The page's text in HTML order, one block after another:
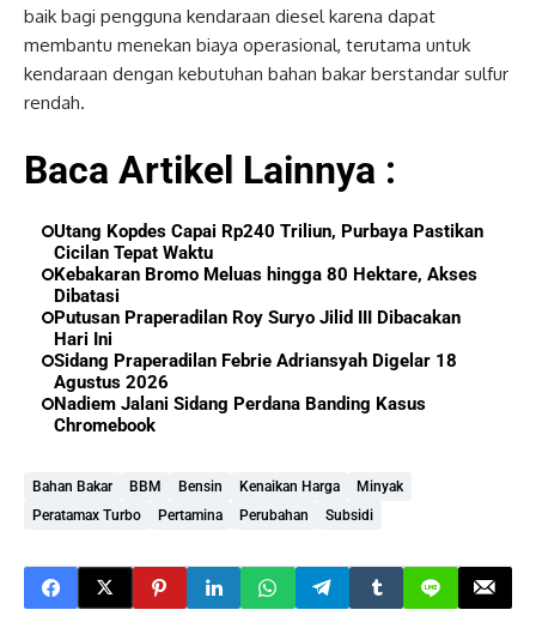
baik bagi pengguna kendaraan diesel karena dapat
membantu menekan biaya operasional, terutama untuk
kendaraan dengan kebutuhan bahan bakar berstandar sulfur
rendah.
Baca Artikel Lainnya :
Utang Kopdes Capai Rp240 Triliun, Purbaya Pastikan
Cicilan Tepat Waktu
Kebakaran Bromo Meluas hingga 80 Hektare, Akses
Dibatasi
Putusan Praperadilan Roy Suryo Jilid III Dibacakan
Hari Ini
Sidang Praperadilan Febrie Adriansyah Digelar 18
Agustus 2026
Nadiem Jalani Sidang Perdana Banding Kasus
Chromebook
Bahan Bakar BBM Bensin Kenaikan Harga
Minyak
Peratamax Turbo
Pertamina Perubahan Subsidi